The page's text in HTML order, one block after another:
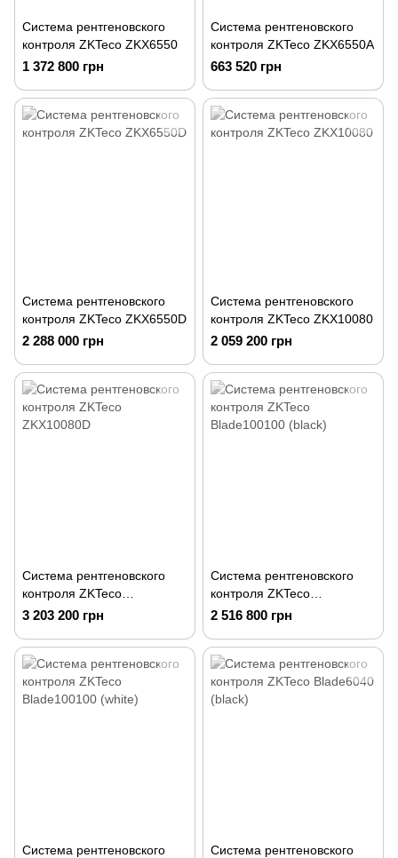
Система рентгеновского
контроля ZKTeco ZKX6550
1 372 800 грн
Система рентгеновского
контроля ZKTeco ZKX6550A
663 520 грн
Система рентгеновского
контроля ZKTeco ZKX6550D
2 288 000 грн
Система рентгеновского
контроля ZKTeco ZKX10080
2 059 200 грн
Система рентгеновского
контроля ZKTeco
ZKX10080D
3 203 200 грн
Система рентгеновского
контроля ZKTeco
Blade100100 (black)
2 516 800 грн
Система рентгеновского
Система рентгеновского